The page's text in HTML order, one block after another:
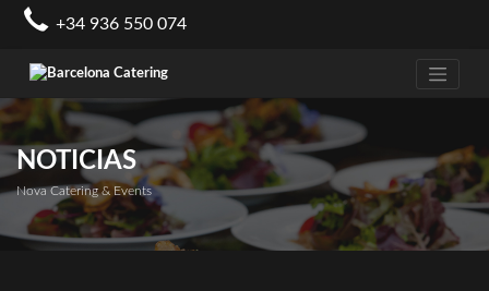
+34 936 550 074
NOTICIAS
Nova Catering & Events